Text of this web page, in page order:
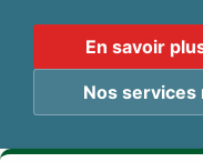
En savoir
Nos